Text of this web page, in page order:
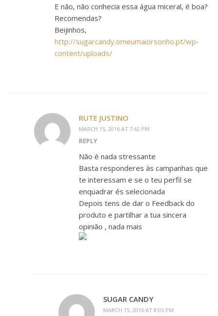
E não, não conhecia essa água miceral, é boa?
Recomendas?
Beijinhos,
http://sugarcandy.omeumaiorsonho.pt/wp-
content/uploads/
RUTE JUSTINO
MARCH 15, 2016 AT 7:42 PM
REPLY
Não é nada stressante
Basta responderes às campanhas que
te interessam e se o teu perfil se
enquadrar és selecionada
Depois tens de dar o Feedback do
produto e partilhar a tua sincera
opinião , nada mais
SUGAR CANDY
MARCH 15, 2016 AT 8:05 PM